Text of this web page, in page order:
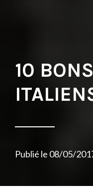
10
Publié le 08/05/